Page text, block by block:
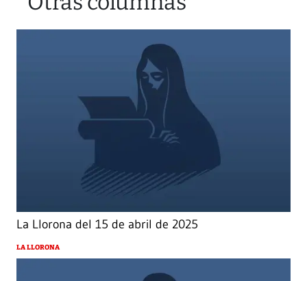
La Llorona del 15 de abril de 2025
LA LLORONA